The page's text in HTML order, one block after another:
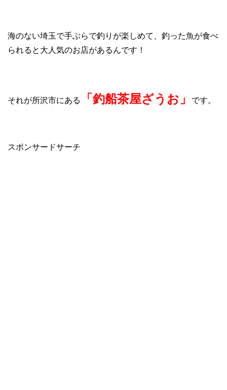
海のない埼玉で手ぶらで釣りが楽しめて、釣った魚が食べ
られると大人気のお店があるんです！
それが所沢市にある 「釣船茶屋ざうお」 です。
スポンサードサーチ